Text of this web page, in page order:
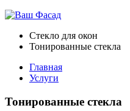
Стекло для окон
Тонированные стекла
Главная
Услуги
Тонированные стекла